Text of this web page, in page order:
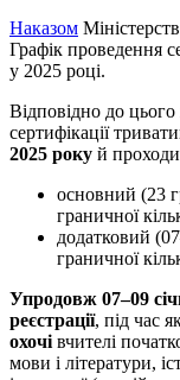
Наказом
Графік проведення
у 2025 році.
Відповідно до цього
сертифікації
2025 року й
основний (23
граничної
додатковий
граничної
Упродовж 07–09
реєстрації, під час
охочі вчителі
мови і літератури,